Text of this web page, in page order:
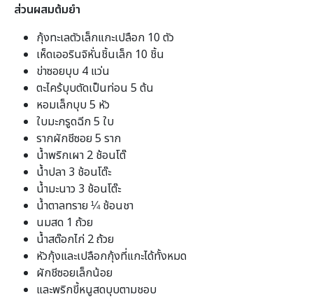
ส่วนผสมต้มยำ
กุ้งทะเลตัวเล็กแกะเปลือก 10 ตัว
เห็ดเออรินจิหั่นชิ้นเล็ก 10 ชิ้น
ข่าซอยบุบ 4 แว่น
ตะไคร้บุบตัดเป็นท่อน 5 ต้น
หอมเล็กบุบ 5 หัว
ใบมะกรูดฉีก 5 ใบ
รากผักชีซอย 5 ราก
น้ำพริกเผา 2 ช้อนโต๊
น้ำปลา 3 ช้อนโต๊ะ
น้ำมะนาว 3 ช้อนโต๊ะ
น้ำตาลทราย ¼ ช้อนชา
นมสด 1 ถ้วย
น้ำสต๊อกไก่ 2 ถ้วย
หัวกุ้งและเปลือกกุ้งที่แกะได้ทั้งหมด
ผักชีซอยเล็กน้อย
และพริกขี้หนูสดบุบตามชอบ